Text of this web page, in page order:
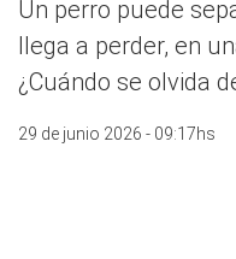
Un perro puede
llega a perder, en
¿Cuándo se olvida
29 de junio 2026 - 09:17hs